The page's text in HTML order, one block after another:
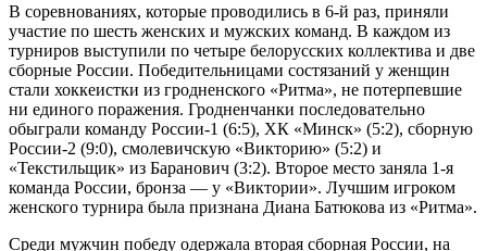
В соревнованиях, которые проводились в 6-й раз, приняли
участие по шесть женских и мужских команд. В каждом из
турниров выступили по четыре белорусских коллектива и две
сборные России. Победительницами состязаний у женщин
стали хоккеистки из гродненского «Ритма», не потерпевшие
ни единого поражения. Гродненчанки последовательно
обыграли команду России-1 (6:5), ХК «Минск» (5:2), сборную
России-2 (9:0), смолевичскую «Викторию» (5:2) и
«Текстильщик» из Баранович (3:2). Второе место заняла 1-я
команда России, бронза — у «Виктории». Лучшим игроком
женского турнира была признана Диана Батюкова из «Ритма».
Среди мужчин победу одержала вторая сборная России, на